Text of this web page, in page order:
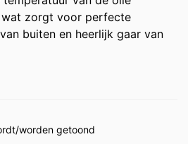
wat zorgt voor perfecte
buiten en heerlijk gaar van
worden getoond